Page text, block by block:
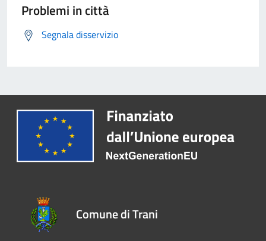
Problemi in città
Segnala disservizio
Comune di Trani